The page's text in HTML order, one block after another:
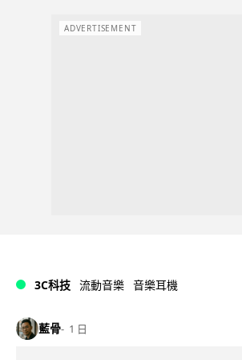
ADVERTISEMENT
3C科技 流動音樂 音樂耳機
藍骨 1 日